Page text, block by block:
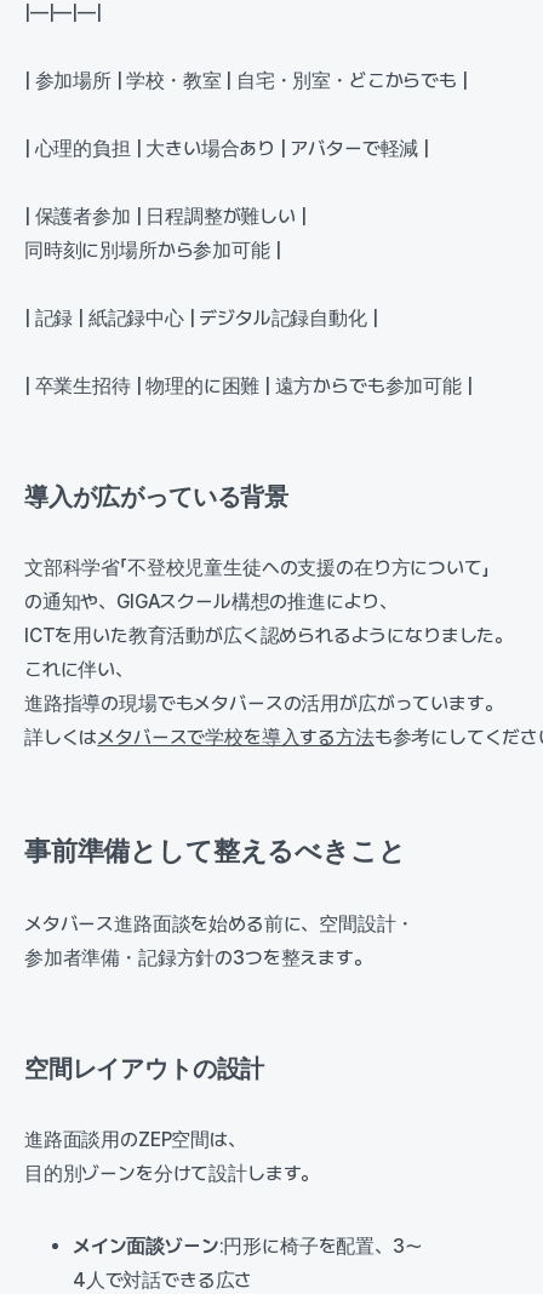
|—|—|—|
| 参加場所 | 学校・教室 | 自宅・別室・どこからでも |
| 心理的負担 | 大きい場合あり | アバターで軽減 |
| 保護者参加 | 日程調整が難しい |
同時刻に別場所から参加可能 |
| 記録 | 紙記録中心 | デジタル記録自動化 |
| 卒業生招待 | 物理的に困難 | 遠方からでも参加可能 |
導入が広がっている背景
文部科学省「不登校児童生徒への支援の在り方について」
の通知や、GIGAスクール構想の推進により、
ICTを用いた教育活動が広く認められるようになりました。
これに伴い、
進路指導の現場でもメタバースの活用が広がっています。
詳しくはメタバースで学校を導入する方法も参考にしてくださ
事前準備として整えるべきこと
メタバース進路面談を始める前に、空間設計・
参加者準備・記録方針の3つを整えます。
空間レイアウトの設計
進路面談用のZEP空間は、
目的別ゾーンを分けて設計します。
メイン面談ゾーン:円形に椅子を配置、3〜
4人で対話できる広さ